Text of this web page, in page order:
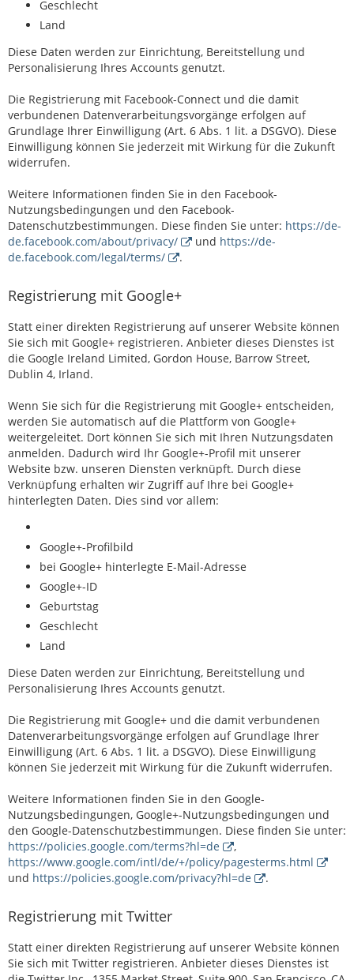
Geschlecht
Land
Diese Daten werden zur Einrichtung, Bereitstellung und
Personalisierung Ihres Accounts genutzt.
Die Registrierung mit Facebook-Connect und die damit
verbundenen Datenverarbeitungsvorgänge erfolgen auf
Grundlage Ihrer Einwilligung (Art. 6 Abs. 1 lit. a DSGVO). Diese
Einwilligung können Sie jederzeit mit Wirkung für die Zukunft
widerrufen.
Weitere Informationen finden Sie in den Facebook-
Nutzungsbedingungen und den Facebook-
Datenschutzbestimmungen. Diese finden Sie unter: https://de-
de.facebook.com/about/privacy/
und https://de-
de.facebook.com/legal/terms/
.
Registrierung mit Google+
Statt einer direkten Registrierung auf unserer Website können
Sie sich mit Google+ registrieren. Anbieter dieses Dienstes ist
die Google Ireland Limited, Gordon House, Barrow Street,
Dublin 4, Irland.
Wenn Sie sich für die Registrierung mit Google+ entscheiden,
werden Sie automatisch auf die Plattform von Google+
weitergeleitet. Dort können Sie sich mit Ihren Nutzungsdaten
anmelden. Dadurch wird Ihr Google+-Profil mit unserer
Website bzw. unseren Diensten verknüpft. Durch diese
Verknüpfung erhalten wir Zugriff auf Ihre bei Google+
hinterlegten Daten. Dies sind vor allem:
Google+-Profilbild
bei Google+ hinterlegte E-Mail-Adresse
Google+-ID
Geburtstag
Geschlecht
Land
Diese Daten werden zur Einrichtung, Bereitstellung und
Personalisierung Ihres Accounts genutzt.
Die Registrierung mit Google+ und die damit verbundenen
Datenverarbeitungsvorgänge erfolgen auf Grundlage Ihrer
Einwilligung (Art. 6 Abs. 1 lit. a DSGVO). Diese Einwilligung
können Sie jederzeit mit Wirkung für die Zukunft widerrufen.
Weitere Informationen finden Sie in den Google-
Nutzungsbedingungen, Google+-Nutzungsbedingungen und
den Google-Datenschutzbestimmungen. Diese finden Sie unter:
https://policies.google.com/terms?hl=de
,
https://www.google.com/intl/de/+/policy/pagesterms.html
und https://policies.google.com/privacy?hl=de .
Registrierung mit Twitter
Statt einer direkten Registrierung auf unserer Website können
Sie sich mit Twitter registrieren. Anbieter dieses Dienstes ist